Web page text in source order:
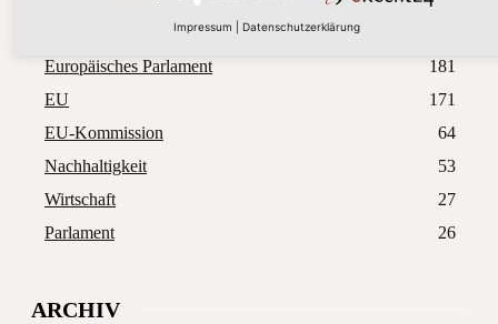
Europäisches Parlament
181
EU
171
EU-Kommission
64
Nachhaltigkeit
53
Wirtschaft
27
Parlament
26
ARCHIV
Impressum Datenschutzerklärung